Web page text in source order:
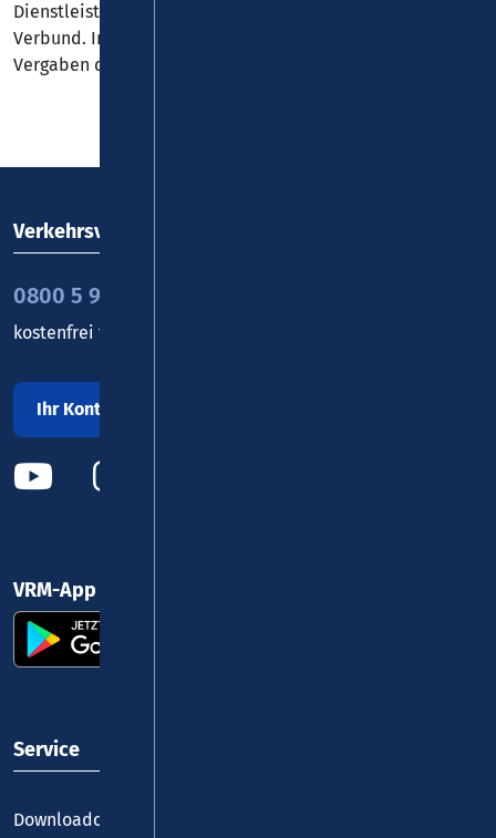
Dienstleister aller kommunalen Aufgabenträger im
Verbund. In ihrem Auftrag führen wir europaweite
Vergaben durch.
Verkehrsverbund Rhein-Mosel GmbH
0800 5 986 986
kostenfrei täglich 8 - 20 Uhr
Ihr Kontakt zu uns
VRM-App nutzen und durchstarten
Service
Downloadcenter